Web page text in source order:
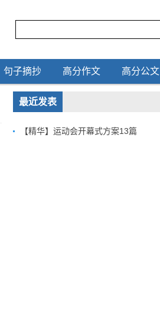
句子摘抄 高分作文 高分公文
最近发表
【精华】运动会开幕式方案13篇